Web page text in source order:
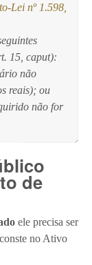
Lei nº 1.598,
15, caput):
não
reais); ou
não for
de
ele precisa ser
no Ativo